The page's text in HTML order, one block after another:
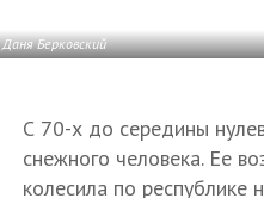
Берковский
С 70-х до середины
снежного человека. Ее
колесила по республике